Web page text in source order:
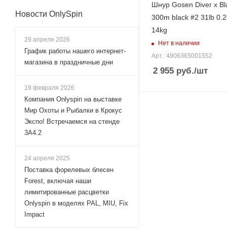
31
Размотка лески, м
300
Нитей плетения
4
Цвет лески
Шнур Gosen Diver x
300m black #2 31lb
14kg
Нет в наличии
Арт.: 4906365001552
2 955 руб./шт
Новости OnlySpin
29 апреля 2026
График работы нашего интернет-
магазина в праздничные дни
19 февраля 2026
Компания Onlyspin на выставке
Мир Охоты и Рыбалки в Крокус
Экспо! Встречаемся на стенде
3А4.2
24 апреля 2025
Поставка форелевых блесен
Forest, включая наши
лимитированные расцветки
Onlyspin в моделях PAL, MIU, Fix
Impact